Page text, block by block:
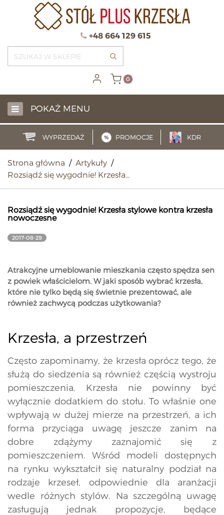
0
+48 664 129 615
POKAŻ MENU
WYPRZEDAŻ PROMOCJE KDR
Strona główna / Artykuły /
Rozsiądź się wygodnie! Krzesła…
Rozsiądź się wygodnie! Krzesła stylowe kontra krzesła
nowoczesne
2017-08-29
Atrakcyjne umeblowanie mieszkania często spędza sen
z powiek właścicielom. W jaki sposób wybrać krzesła,
które nie tylko będą się świetnie prezentować, ale
również zachwycą podczas użytkowania?
Krzesła, a przestrzeń
Często zapominamy, że krzesła oprócz tego, że
służą do siedzenia są również częścią wystroju
pomieszczenia. Krzesła nie powinny być
wyłącznie dodatkiem do stołu. To właśnie one
wpływają w dużej mierze na przestrzeń, a ich
forma przyciąga uwagę jeszcze zanim na
dobre zdążymy zaznajomić się z
pomieszczeniem. Wśród modeli dostępnych
na rynku wykształcił się naturalny podział na
rodzaje krzeseł, odpowiednie dla aranżacji
wedle różnych stylów. Na szczególną uwagę
zasługują jednak propozycje, będące